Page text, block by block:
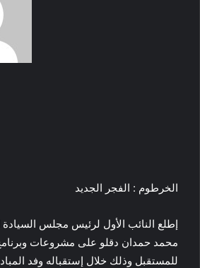
الخرطوم : الفجر الجديد
إطلع النائب الأول لرئيس مجلس السيادة
محمد حمدان دقلو على مشروعات
للمستقبل وذلك خلال إستقباله وفد